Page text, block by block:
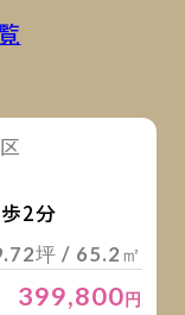
2分
坪 / 65.2㎡
399,800円